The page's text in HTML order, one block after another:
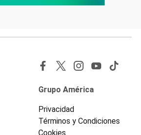
Grupo América
Privacidad
Términos y Condiciones
Cookies